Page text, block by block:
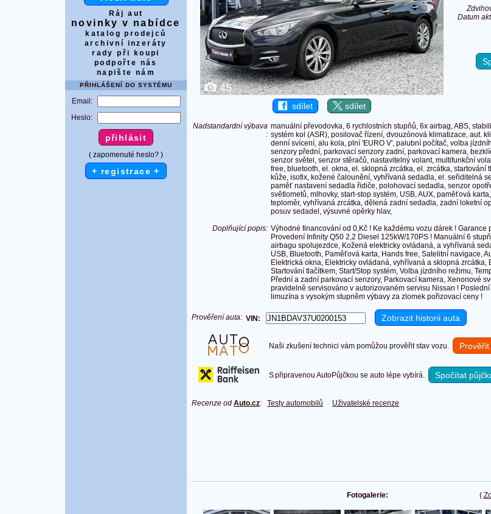
Ráj aut
novinky v nabídce
katalog prodejců
archivní inzeráty
rady při koupi
podpořte nás
napište nám
PŘIHLÁŠENÍ DO SYSTÉMU
Email:
Heslo:
( zapomenuté heslo? )
+ registrace +
45
sdílet sdílet
Datum
Nadstandardní výbava
:
manuální převodovka, 6 rychlostních stupňů, 6x airbag, ABS,
systém kol (ASR), posilovač řízení, dvouzónová klimatizace, aut.
denní svícení, alu kola, plní 'EURO V', palubní počítač, volba
senzory přední, parkovací senzory zadní, parkovací kamera,
senzor světel, senzor stěračů, nastavitelný volant, multifunkční
free, bluetooth, el. okna, el. sklopná zrcátka, el. zrcátka,
kůže, isofix, kožené čalounění, vyhřívaná sedadla, el. seřiditelná
paměť nastavení sedadla řidiče, polohovací sedadla, senzor
světlometů, mlhovky, start-stop systém, USB, AUX, paměťová
teploměr, vyhřívaná zrcátka, dělená zadní sedadla, zadní loketní
posuv sedadel, výsuvné opěrky hlav,
Doplňující popis: Výhodné financování od 0,Kč ! Ke každému vozu dárek !
Provedení Infinity Q50 2,2 Diesel 125kW/170PS ! Manuální 6
airbagu spolujezdce, Kožená elektricky ovládaná, a vyhřívaná
USB, Bluetooth, Paměťová karta, Hands free, Satelitní navigace,
Elektrická okna, Elektricky ovládaná, vyhřívaná a sklopná
Startování tlačítkem, Start/Stop systém, Volba jízdního režimu,
Přední a zadní parkovací senzory, Parkovací kamera, Xenonové
pravidelně servisováno v autorizovaném servisu Nissan !
limuzína s vysokým stupněm výbavy za zlomek pořizovací ceny !
Prověření auta: VIN:
Naši zkušení technici vám pomůžou prověřit stav vozu.
S připravenou AutoPůjčkou se auto lépe vybírá. Spočítat
Recenze od Auto.cz: Testy automobilů Uživatelské recenze
(
Fotogalerie: